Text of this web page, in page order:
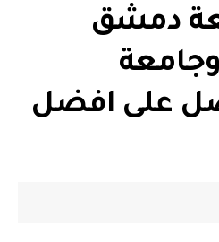
دمشق
507 وجامعة
على افضل